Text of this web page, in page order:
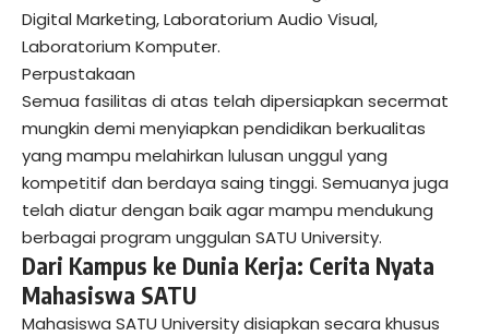
Digital Marketing, Laboratorium Audio Visual,
Laboratorium Komputer.
Perpustakaan
Semua fasilitas di atas telah dipersiapkan secermat
mungkin demi menyiapkan pendidikan berkualitas
yang mampu melahirkan lulusan unggul yang
kompetitif dan berdaya saing tinggi. Semuanya juga
telah diatur dengan baik agar mampu mendukung
berbagai program unggulan SATU University.
Dari Kampus ke Dunia Kerja: Cerita Nyata
Mahasiswa SATU
Mahasiswa SATU University disiapkan secara khusus